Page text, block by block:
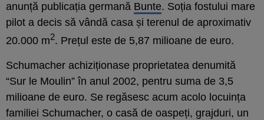
anunță publicația germană Bunte. Soția fostului mare
pilot a decis să vândă casa și terenul de aproximativ
20.000 m2. Prețul este de 5,87 milioane de euro.
Schumacher achiziționase proprietatea denumită
“Sur le Moulin” în anul 2002, pentru suma de 3,5
milioane de euro. Se regăsesc acum acolo locuința
familiei Schumacher, o casă de oaspeți, grajduri, un